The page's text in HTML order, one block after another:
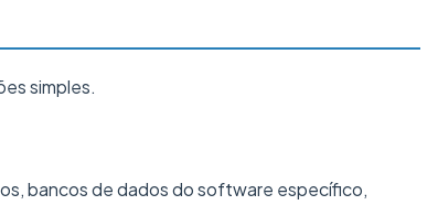
simples.
bancos de dados do software específico,